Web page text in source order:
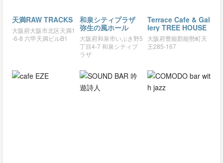
天満RAW TRACKS
大阪府大阪市北区天満1
-6-8 六甲天満ビルB1
和泉シティプラザ
弥生の風ホール
大阪府和泉市いぶき野5
丁目4-7 和泉シティプ
ラザ
Terrace Cafe & Gal
lery TREE HOUSE
大阪府豊能郡能勢町天
王285-167